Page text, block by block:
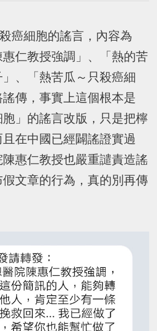
癌細胞的謠言，內容為
惠仁教授強調」、「熱的苦
、「熱苦瓜～只殺癌細
傳，事實上這個根本是
胞」的謠言改版，只是把檸
在中國已經闢謠證實過
惠仁教授也嚴重譴責造謠
文章的行為，真的別再傳